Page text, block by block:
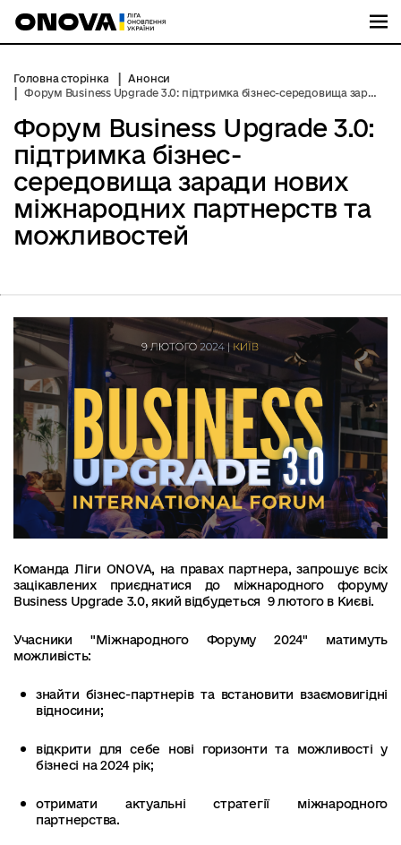
Головна сторінка
Анонси
Форум Business Upgrade 3.0: підтримка бізнес-середовища заради нових міжнародних партнерств та можливостей
Форум Business Upgrade 3.0:
підтримка бізнес-
середовища заради нових
міжнародних партнерств та
можливостей
Команда Ліги ONOVA, на правах партнера, запрошує всіх
зацікавлених приєднатися до міжнародного форуму
Business Upgrade 3.0, який відбудеться 9 лютого в Києві.
Учасники "Міжнародного Форуму 2024" матимуть
можливість:
знайти бізнес-партнерів та встановити взаємовигідні
відносини;
відкрити для себе нові горизонти та можливості у
бізнесі на 2024 рік;
отримати актуальні стратегії міжнародного
партнерства.